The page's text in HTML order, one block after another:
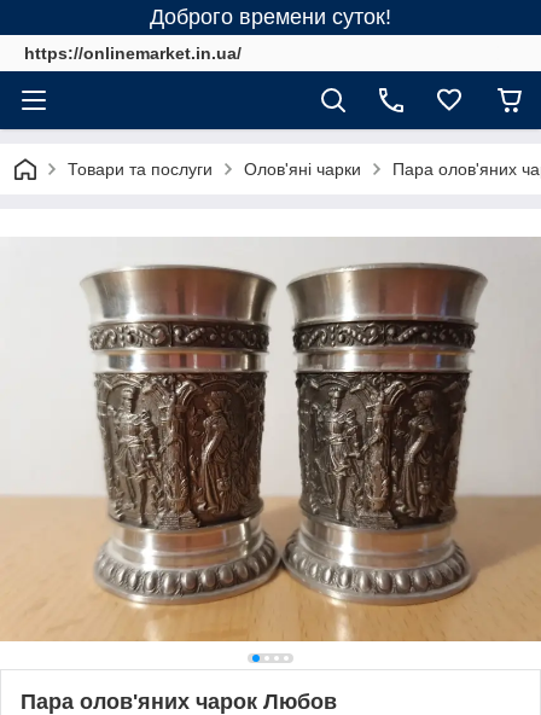
Доброго времени суток!
https://onlinemarket.in.ua/
Товари та послуги Олов'яні чарки Пара олов'яних
Пара олов'яних чарок Любов